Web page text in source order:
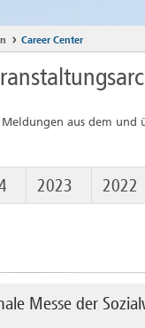
Career Center
aus dem und
2023 2022
Messe der